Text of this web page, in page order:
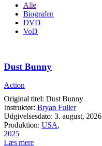
Alle
Biografen
DVD
VoD
Dust Bunny
Action
Original titel: Dust Bunny
Instruktør: Bryan Fuller
Udgivelsesdato: 3. august, 2026
Produktion: USA,
2025
Læs mere